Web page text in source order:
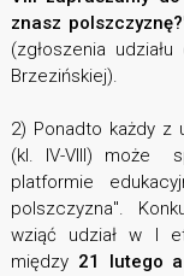
znasz
(zgłoszenia
Brzezińskiej).
2) Ponadto każdy z
(kl. IV-VIII) może
platformie
polszczyzna".
wziąć udział w I
między 21 lutego